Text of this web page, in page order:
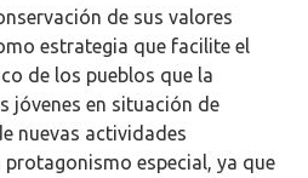
de sus valores
estrategia que facilite el
de los pueblos que la
jóvenes en situación de
nuevas actividades
especial, ya que